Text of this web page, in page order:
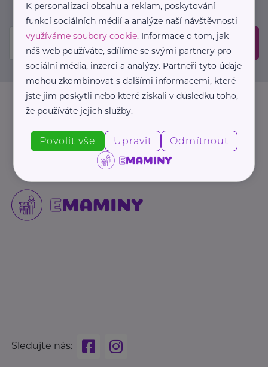
mailové schránce.
Odeslat
Sledujte nás:
K personalizaci obsahu a reklam, poskytování
funkcí sociálních médií a analýze naší návštěvnosti
využíváme soubory cookie. Informace o tom, jak
náš web používáte, sdílíme se svými partnery pro
sociální média, inzerci a analýzy. Partneři tyto údaje
mohou zkombinovat s dalšími informacemi, které
jste jim poskytli nebo které získali v důsledku toho,
že používáte jejich služby.
Povolit vše Upravit Odmítnout